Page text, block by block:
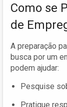
Como se
de
A preparação
busca por um
podem ajudar:
Pesquise
Pratique